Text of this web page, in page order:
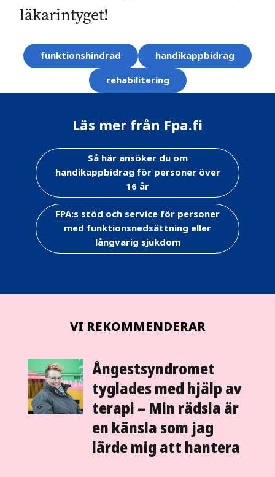
läkarintyget!
Ämnesord
funktionshindrad
handikappbidrag
rehabilitering
Läs mer från Fpa.fi
Så här ansöker du om
handikappbidrag för personer över
16 år
FPA:s stöd och service för personer
med funktionsnedsättning eller
långvarig sjukdom
VI REKOMMENDERAR
Ångestsyndromet
tyglades med hjälp av
terapi – Min rädsla är
en känsla som jag
lärde mig att hantera